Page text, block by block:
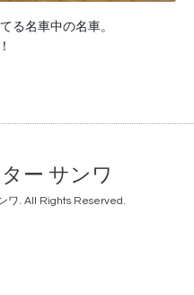
る名車中の名車。
ー サンワ
ワ. All Rights Reserved.